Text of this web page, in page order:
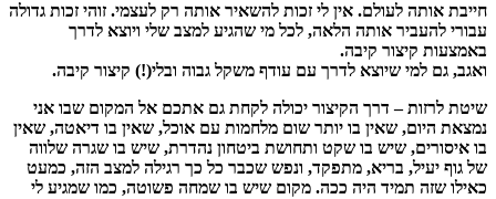
חייבת אותה לעולם. אין לי זכות להשאיר אותה רק לעצמי. זוהי זכות גדולה
עבורי להעביר אותה הלאה, לכל מי שהגיע למצב שלי ויוצא לדרך
באמצעות קיצור קיבה.
ואגב, גם למי שיוצא לדרך עם עודף משקל גבוה ובלי(!) קיצור קיבה.
שיטת לרזות – דרך הקיצור יכולה לקחת גם אתכם אל המקום שבו אני
נמצאת היום, שאין בו יותר שום מלחמות עם אוכל, שאין בו דיאטה, שאין
בו איסורים, שיש בו שקט ותחושת ביטחון נהדרת, שיש בו שגרה שלווה
של גוף יעיל, בריא, מתפקד, ונפש שכבר כל כך רגילה למצב הזה, כמעט
כאילו שזה תמיד היה ככה. מקום שיש בו שמחה פשוטה, כמו שמגיע לי